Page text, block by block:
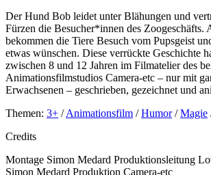
Der Hund Bob leidet unter Blähungen und
Fürzen die Besucher*innen des Zoogeschäfts.
bekommen die Tiere Besuch vom Pupsgeist
etwas wünschen. Diese verrückte Geschichte
zwischen 8 und 12 Jahren im Filmatelier des
Animationsfilmstudios Camera-etc – nur mit
Erwachsenen – geschrieben, gezeichnet und
Themen: 3+ /Animationsfilm /Humor/Magie
Credits
Montage Simon Medard Produktionsleitung
Simon Medard Produktion Camera-etc